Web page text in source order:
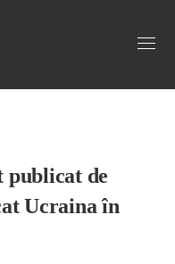
publicat de
Ucraina în